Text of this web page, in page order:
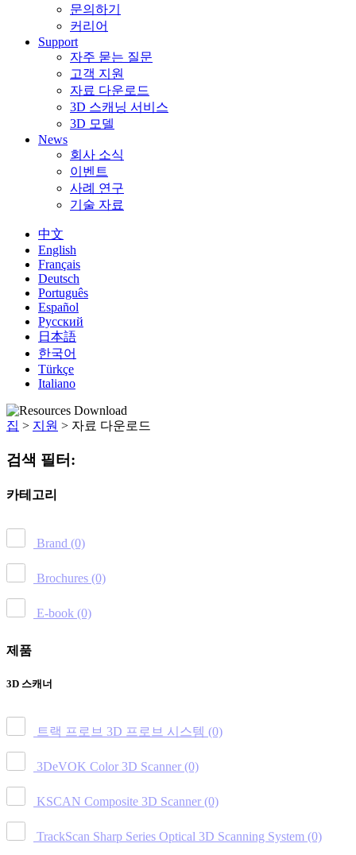
문의하기
커리어
Support
자주 묻는 질문
고객 지원
자료 다운로드
3D 스캐닝 서비스
3D 모델
News
회사 소식
이벤트
사례 연구
기술 자료
中文
English
Français
Deutsch
Português
Español
Русский
日本語
한국어
Türkçe
Italiano
집 > 지원 > 자료 다운로드
검색 필터:
카테고리
Brand (0)
Brochures (0)
E-book (0)
제품
3D 스캐너
트랙 프로브 3D 프로브 시스템 (0)
3DeVOK Color 3D Scanner (0)
KSCAN Composite 3D Scanner (0)
TrackScan Sharp Series Optical 3D Scanning System (0)